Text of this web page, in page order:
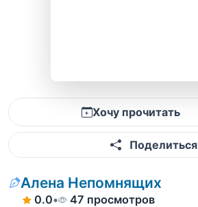
Хочу прочитать
Поделиться
Алена Непомнящих
0.0• 47 просмотров